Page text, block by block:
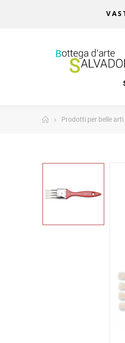
Prodotti per belle arti